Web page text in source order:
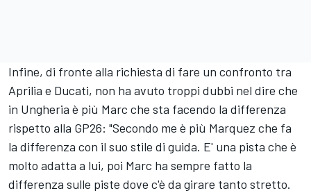
Infine, di fronte alla richiesta di fare un confronto tra
Aprilia e Ducati, non ha avuto troppi dubbi nel dire che
in Ungheria è più Marc che sta facendo la differenza
rispetto alla GP26: "Secondo me è più Marquez che fa
la differenza con il suo stile di guida. E' una pista che è
molto adatta a lui, poi Marc ha sempre fatto la
differenza sulle piste dove c'è da girare tanto stretto.